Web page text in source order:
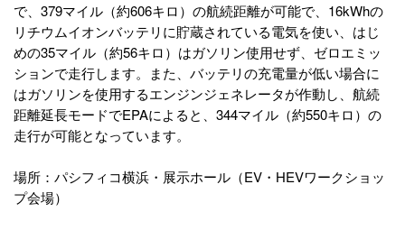
で、379マイル（約606キロ）の航続距離が可能で、16kWhの
リチウムイオンバッテリに貯蔵されている電気を使い、はじ
めの35マイル（約56キロ）はガソリン使用せず、ゼロエミッ
ションで走行します。また、バッテリの充電量が低い場合に
はガソリンを使用するエンジンジェネレータが作動し、航続
距離延長モードでEPAによると、344マイル（約550キロ）の
走行が可能となっています。
場所：パシフィコ横浜・展示ホール（EV・HEVワークショッ
プ会場）